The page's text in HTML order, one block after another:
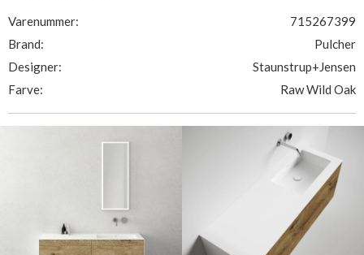
Varenummer:
715267399
Brand:
Pulcher
Designer:
Staunstrup+Jensen
Farve:
Raw Wild Oak